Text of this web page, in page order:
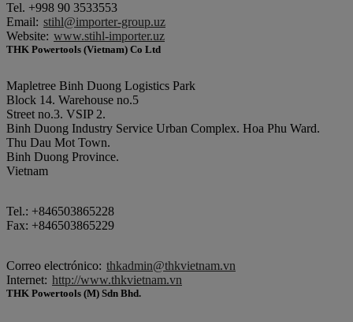
Tel. +998 90 3533553
Еmail: stihl@importer-group.uz
Website: www.stihl-importer.uz
THK Powertools (Vietnam) Co Ltd
Mapletree Binh Duong Logistics Park
Block 14. Warehouse no.5
Street no.3. VSIP 2.
Binh Duong Industry Service Urban Complex. Hoa Phu Ward.
Thu Dau Mot Town.
Binh Duong Province.
Vietnam
Tel.: +846503865228
Fax: +846503865229
Correo electrónico: thkadmin@thkvietnam.vn
Internet: http://www.thkvietnam.vn
THK Powertools (M) Sdn Bhd.